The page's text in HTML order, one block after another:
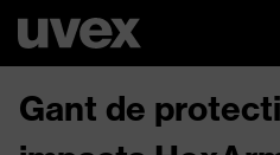
Gant de